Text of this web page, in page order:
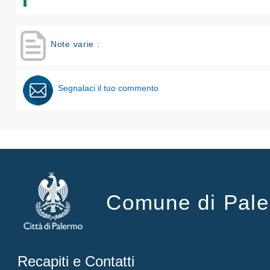
Note varie :
Segnalaci il tuo commento
Comune di
Recapiti e Contatti